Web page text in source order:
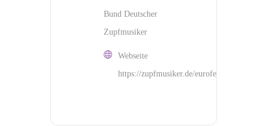
Bund Deutscher
Zupfmusiker
Webseite
https://zupfmusiker.de/eurofestival/